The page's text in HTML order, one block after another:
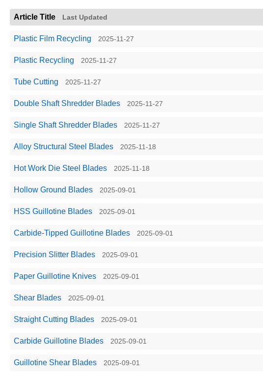
Article Title Last Updated
Plastic Film Recycling 2025-11-27
Plastic Recycling 2025-11-27
Tube Cutting 2025-11-27
Double Shaft Shredder Blades 2025-11-27
Single Shaft Shredder Blades 2025-11-27
Alloy Structural Steel Blades 2025-11-18
Hot Work Die Steel​ Blades 2025-11-18
Hollow Ground Blades 2025-09-01
HSS Guillotine Blades 2025-09-01
Carbide-Tipped Guillotine Blades 2025-09-01
Precision Slitter Blades 2025-09-01
Paper Guillotine Knives 2025-09-01
Shear Blades 2025-09-01
Straight Cutting Blades 2025-09-01
Carbide Guillotine Blades 2025-09-01
Guillotine Shear Blades 2025-09-01